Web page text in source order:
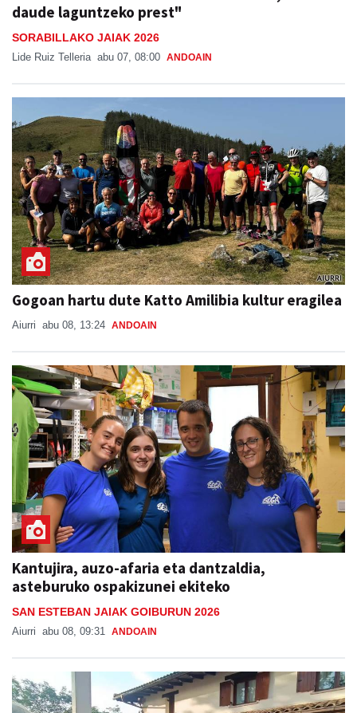
daude laguntzeko prest"
SORABILLAKO JAIAK 2026
Lide Ruiz Telleria abu 07, 08:00 ANDOAIN
Gogoan hartu dute Katto Amilibia kultur eragilea
Aiurri abu 08, 13:24 ANDOAIN
Kantujira, auzo-afaria eta dantzaldia,
asteburuko ospakizunei ekiteko
SAN ESTEBAN JAIAK GOIBURUN 2026
Aiurri abu 08, 09:31 ANDOAIN